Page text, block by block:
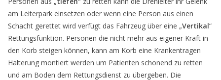
am Leiterpark einsetzen oder wenn eine Person aus einen
Schacht gerettet wird verfügt das Fahrzeug über eine „Vertikal“
Rettungsfunktion. Personen die nicht mehr aus eigener Kraft in
den Korb steigen können, kann am Korb eine Krankentragen
Halterung montiert werden um Patienten schonend zu retten
und am Boden dem Rettungsdienst zu übergeben. Die